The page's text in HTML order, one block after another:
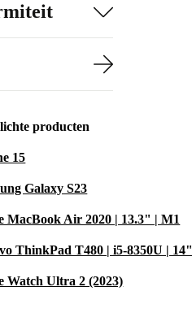
producten
15
Galaxy S23
MacBook Air 2020 | 13.3" | M1
ThinkPad T480 | i5-8350U | 14"
Watch Ultra 2 (2023)